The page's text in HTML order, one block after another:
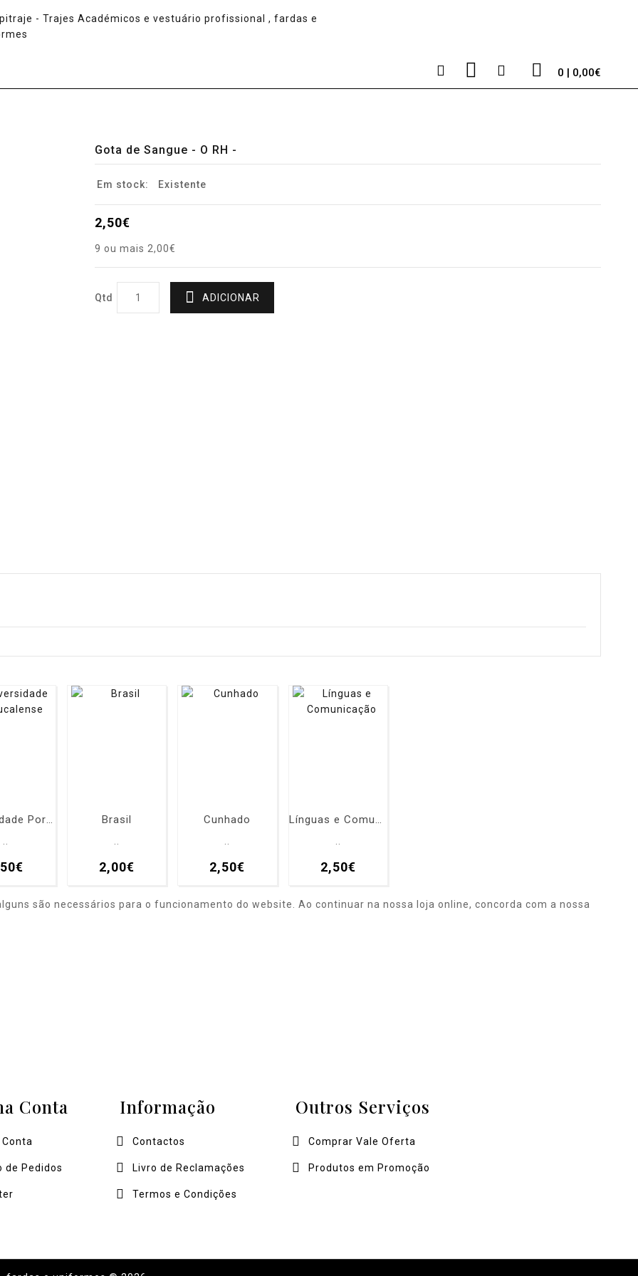
0 | 0,00€
Gota de Sangue - O RH -
Em stock: Existente
2,50€
9 ou mais 2,00€
Qtd ADICIONAR
Universidade Portucalense Brasil
2,00€
Cunhado
2,50€
Línguas e Comunicação
2,50€
são necessários para o funcionamento do website. Ao continuar na nossa loja online, concorda com a nossa
Conta
de Pedidos
Informação
Contactos
Livro de Reclamações
Termos e Condições
Outros Serviços
Comprar Vale Oferta
Produtos em Promoção